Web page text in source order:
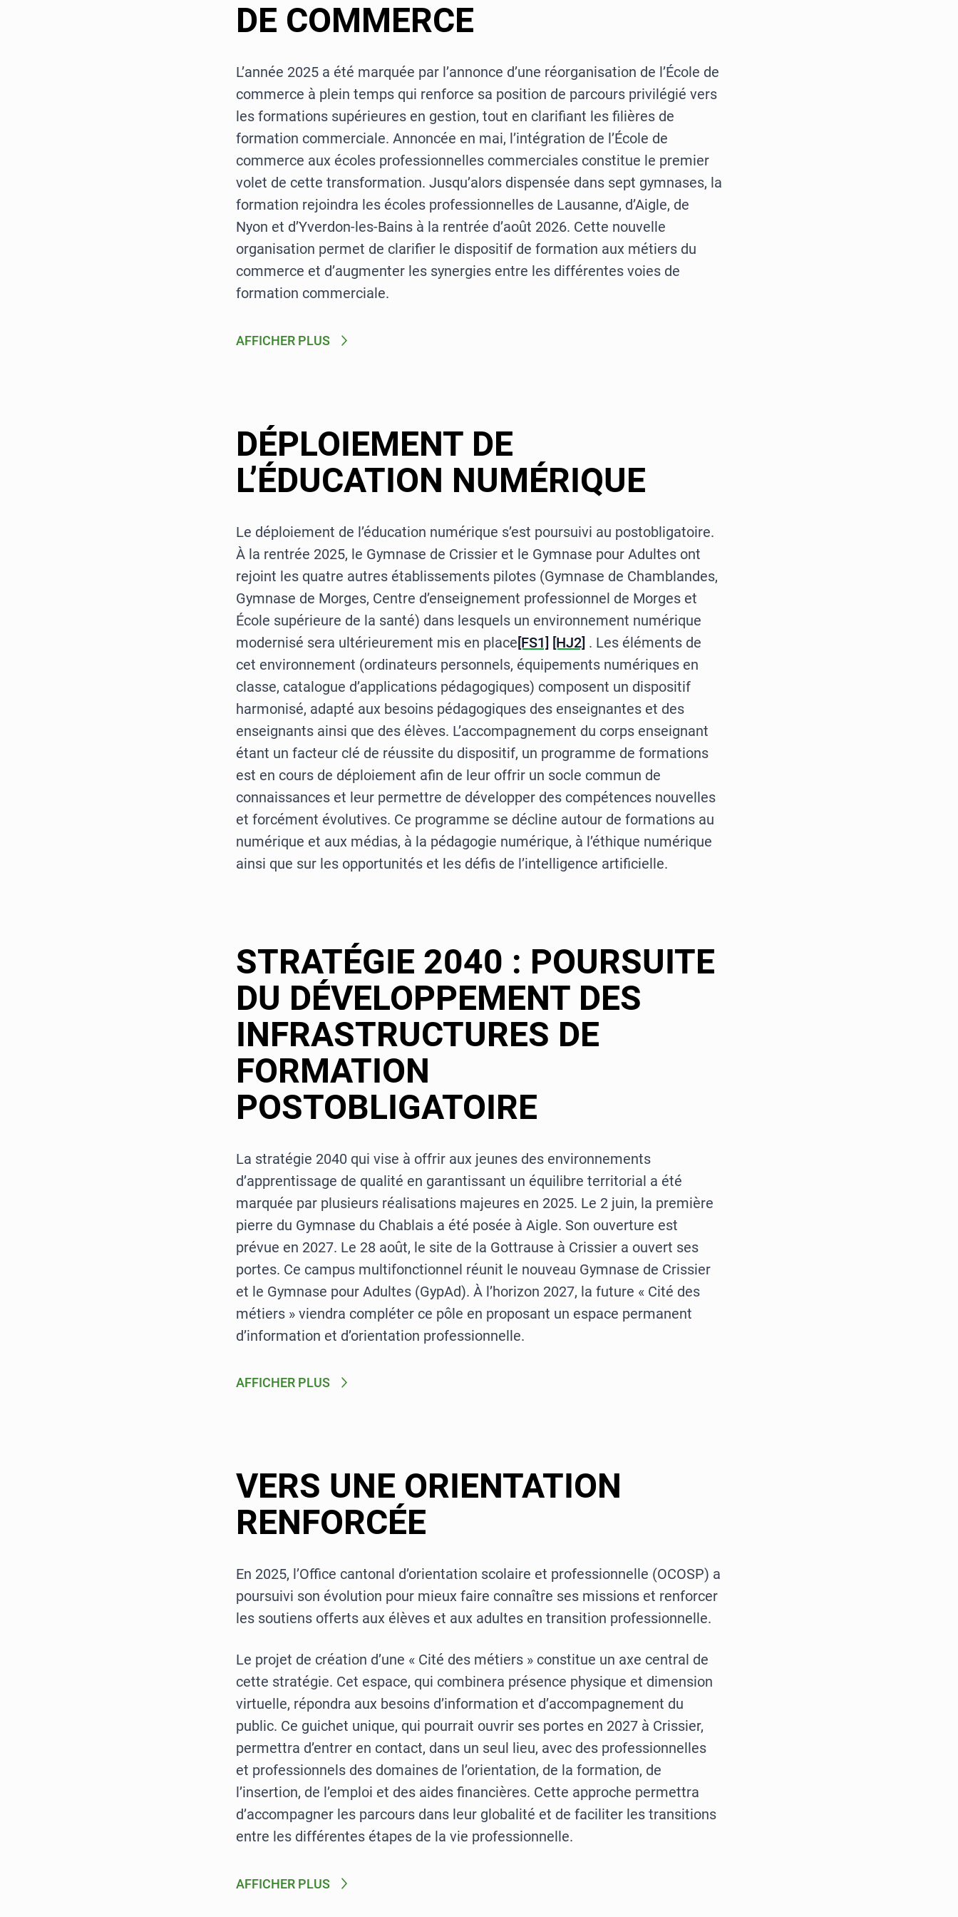
DE COMMERCE
L’année 2025 a été marquée par l’annonce d’une réorganisation de l’École de
commerce à plein temps qui renforce sa position de parcours privilégié vers
les formations supérieures en gestion, tout en clarifiant les filières de
formation commerciale. Annoncée en mai, l’intégration de l’École de
commerce aux écoles professionnelles commerciales constitue le premier
volet de cette transformation. Jusqu’alors dispensée dans sept gymnases, la
formation rejoindra les écoles professionnelles de Lausanne, d’Aigle, de
Nyon et d’Yverdon-les-Bains à la rentrée d’août 2026. Cette nouvelle
organisation permet de clarifier le dispositif de formation aux métiers du
commerce et d’augmenter les synergies entre les différentes voies de
formation commerciale.
AFFICHER PLUS
DÉPLOIEMENT DE
L’ÉDUCATION NUMÉRIQUE
Le déploiement de l’éducation numérique s’est poursuivi au postobligatoire.
À la rentrée 2025, le Gymnase de Crissier et le Gymnase pour Adultes ont
rejoint les quatre autres établissements pilotes (Gymnase de Chamblandes,
Gymnase de Morges, Centre d’enseignement professionnel de Morges et
École supérieure de la santé) dans lesquels un environnement numérique
modernisé sera ultérieurement mis en place[FS1] [HJ2] . Les éléments de
cet environnement (ordinateurs personnels, équipements numériques en
classe, catalogue d’applications pédagogiques) composent un dispositif
harmonisé, adapté aux besoins pédagogiques des enseignantes et des
enseignants ainsi que des élèves. L’accompagnement du corps enseignant
étant un facteur clé de réussite du dispositif, un programme de formations
est en cours de déploiement afin de leur offrir un socle commun de
connaissances et leur permettre de développer des compétences nouvelles
et forcément évolutives. Ce programme se décline autour de formations au
numérique et aux médias, à la pédagogie numérique, à l’éthique numérique
ainsi que sur les opportunités et les défis de l’intelligence artificielle.
STRATÉGIE 2040 : POURSUITE
DU DÉVELOPPEMENT DES
INFRASTRUCTURES DE
FORMATION
POSTOBLIGATOIRE
La stratégie 2040 qui vise à offrir aux jeunes des environnements
d’apprentissage de qualité en garantissant un équilibre territorial a été
marquée par plusieurs réalisations majeures en 2025. Le 2 juin, la première
pierre du Gymnase du Chablais a été posée à Aigle. Son ouverture est
prévue en 2027. Le 28 août, le site de la Gottrause à Crissier a ouvert ses
portes. Ce campus multifonctionnel réunit le nouveau Gymnase de Crissier
et le Gymnase pour Adultes (GypAd). À l’horizon 2027, la future « Cité des
métiers » viendra compléter ce pôle en proposant un espace permanent
d’information et d’orientation professionnelle.
AFFICHER PLUS
VERS UNE ORIENTATION
RENFORCÉE
En 2025, l’Office cantonal d’orientation scolaire et professionnelle (OCOSP) a
poursuivi son évolution pour mieux faire connaître ses missions et renforcer
les soutiens offerts aux élèves et aux adultes en transition professionnelle.
Le projet de création d’une « Cité des métiers » constitue un axe central de
cette stratégie. Cet espace, qui combinera présence physique et dimension
virtuelle, répondra aux besoins d’information et d’accompagnement du
public. Ce guichet unique, qui pourrait ouvrir ses portes en 2027 à Crissier,
permettra d’entrer en contact, dans un seul lieu, avec des professionnelles
et professionnels des domaines de l’orientation, de la formation, de
l’insertion, de l’emploi et des aides financières. Cette approche permettra
d’accompagner les parcours dans leur globalité et de faciliter les transitions
entre les différentes étapes de la vie professionnelle.
AFFICHER PLUS